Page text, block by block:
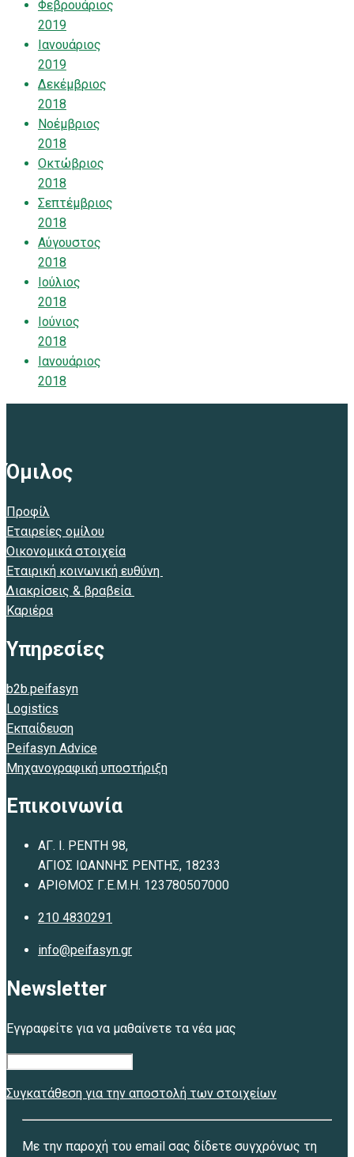
Φεβρουάριος
2019
Ιανουάριος
2019
Δεκέμβριος
2018
Νοέμβριος
2018
Οκτώβριος
2018
Σεπτέμβριος
2018
Αύγουστος
2018
Ιούλιος
2018
Ιούνιος
2018
Ιανουάριος
2018
Όμιλος
Προφίλ
Εταιρείες ομίλου
Οικονομικά στοιχεία
Εταιρική κοινωνική ευθύνη
Διακρίσεις & βραβεία
Καριέρα
Υπηρεσίες
b2b.peifasyn
Logistics
Εκπαίδευση
Peifasyn Advice
Μηχανογραφική υποστήριξη
Επικοινωνία
ΑΓ. Ι. ΡΕΝΤΗ 98,
ΑΓΙΟΣ ΙΩΑΝΝΗΣ ΡΕΝΤΗΣ, 18233
ΑΡΙΘΜΟΣ Γ.Ε.Μ.Η. 123780507000
210 4830291
info@peifasyn.gr
Newsletter
Εγγραφείτε για να μαθαίνετε τα νέα μας
Συγκατάθεση για την αποστολή των στοιχείων
Με την παροχή του email σας δίδετε συγχρόνως τη